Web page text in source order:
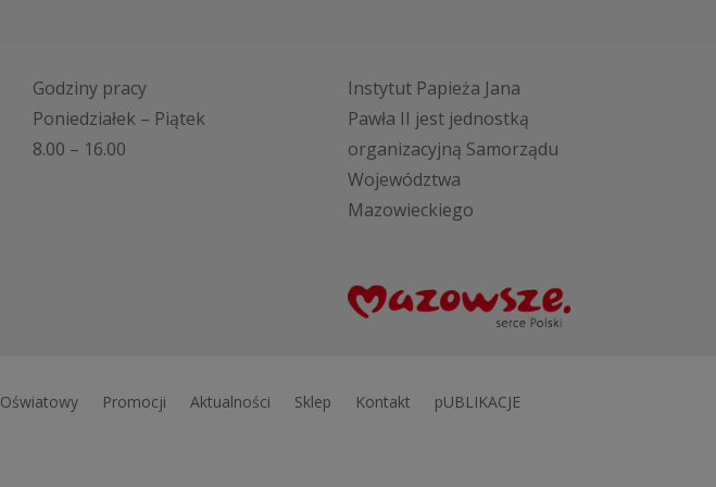
Godziny pracy
Poniedziałek – Piątek
8.00 – 16.00
Instytut Papieża Jana
Pawła II jest jednostką
organizacyjną Samorządu
Województwa
Mazowieckiego
Oświatowy Promocji Aktualności Sklep Kontakt
pUBLIKACJE